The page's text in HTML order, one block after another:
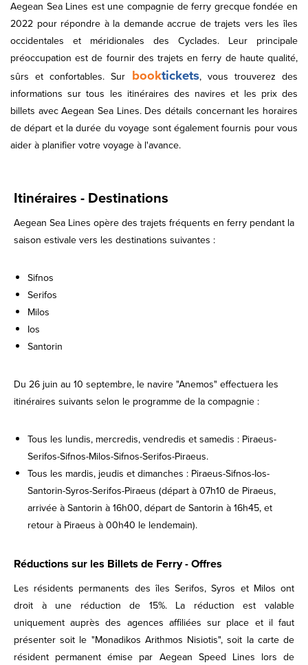
Aegean Sea Lines est une compagnie de ferry grecque fondée en
2022 pour répondre à la demande accrue de trajets vers les îles
occidentales et méridionales des Cyclades. Leur principale
préoccupation est de fournir des trajets en ferry de haute qualité,
sûrs et confortables. Sur booktickets, vous trouverez des
informations sur tous les itinéraires des navires et les prix des
billets avec Aegean Sea Lines. Des détails concernant les horaires
de départ et la durée du voyage sont également fournis pour vous
aider à planifier votre voyage à l'avance.
Itinéraires - Destinations
Aegean Sea Lines opère des trajets fréquents en ferry pendant la
saison estivale vers les destinations suivantes :
Sifnos
Serifos
Milos
Ios
Santorin
Du 26 juin au 10 septembre, le navire "Anemos" effectuera les
itinéraires suivants selon le programme de la compagnie :
Tous les lundis, mercredis, vendredis et samedis : Piraeus-
Serifos-Sifnos-Milos-Sifnos-Serifos-Piraeus.
Tous les mardis, jeudis et dimanches : Piraeus-Sifnos-Ios-
Santorin-Syros-Serifos-Piraeus (départ à 07h10 de Piraeus,
arrivée à Santorin à 16h00, départ de Santorin à 16h45, et
retour à Piraeus à 00h40 le lendemain).
Réductions sur les Billets de Ferry - Offres
Les résidents permanents des îles Serifos, Syros et Milos ont
droit à une réduction de 15%. La réduction est valable
uniquement auprès des agences affiliées sur place et il faut
présenter soit le "Monadikos Arithmos Nisiotis", soit la carte de
résident permanent émise par Aegean Speed Lines lors de